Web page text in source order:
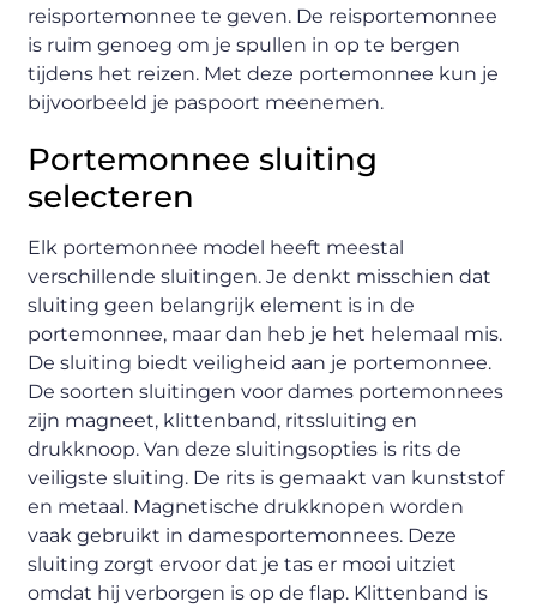
reisportemonnee te geven. De reisportemonnee
is ruim genoeg om je spullen in op te bergen
tijdens het reizen. Met deze portemonnee kun je
bijvoorbeeld je paspoort meenemen.
Portemonnee sluiting
selecteren
Elk portemonnee model heeft meestal
verschillende sluitingen. Je denkt misschien dat
sluiting geen belangrijk element is in de
portemonnee, maar dan heb je het helemaal mis.
De sluiting biedt veiligheid aan je portemonnee.
De soorten sluitingen voor dames portemonnees
zijn magneet, klittenband, ritssluiting en
drukknoop. Van deze sluitingsopties is rits de
veiligste sluiting. De rits is gemaakt van kunststof
en metaal. Magnetische drukknopen worden
vaak gebruikt in damesportemonnees. Deze
sluiting zorgt ervoor dat je tas er mooi uitziet
omdat hij verborgen is op de flap. Klittenband is